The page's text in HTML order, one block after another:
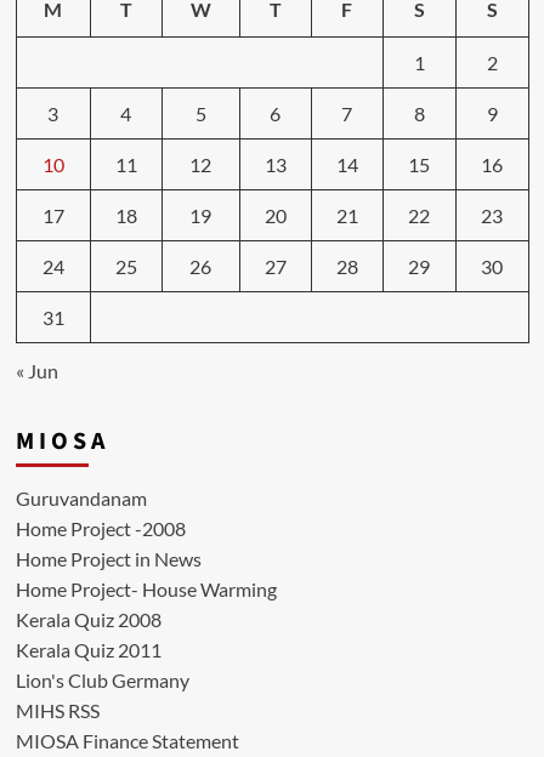
M T W T F S S
1 2
3 4 5 6 7 8 9
10 11 12 13 14 15 16
17 18 19 20 21 22 23
24 25 26 27 28 29 30
31
« Jun
M I O S A
Guruvandanam
Home Project -2008
Home Project in News
Home Project- House Warming
Kerala Quiz 2008
Kerala Quiz 2011
Lion's Club Germany
MIHS RSS
MIOSA Finance Statement